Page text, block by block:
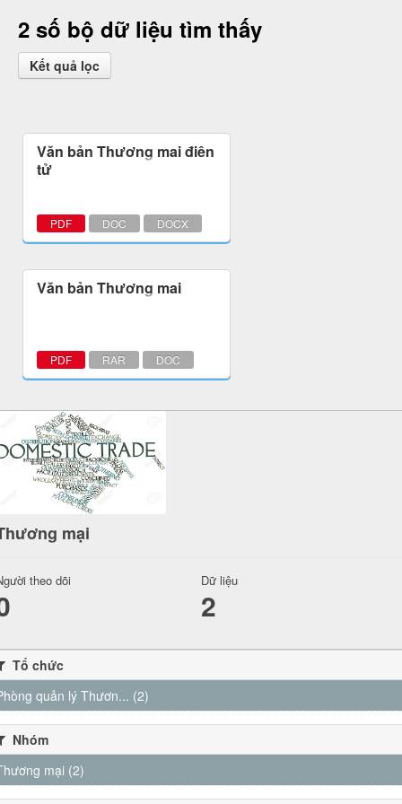
2 số bộ dữ liệu tìm thấy
Kết quả lọc
Văn bản Thương mại điện
tử
PDF DOC DOCX
Văn bản Thương mại
PDF RAR DOC
mại
theo dõi Dữ liệu
2
Tổ chức
quản lý Thươn... (2)
Nhóm
mại (2)